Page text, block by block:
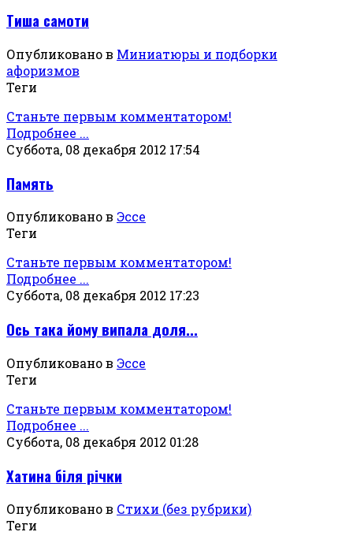
Тиша самоти
Опубликовано в Миниатюры и подборки
афоризмов
Теги
Станьте первым комментатором!
Подробнее ...
Суббота, 08 декабря 2012 17:54
Память
Опубликовано в Эссе
Теги
Станьте первым комментатором!
Подробнее ...
Суббота, 08 декабря 2012 17:23
Ось така йому випала доля...
Опубликовано в Эссе
Теги
Станьте первым комментатором!
Подробнее ...
Суббота, 08 декабря 2012 01:28
Хатина бiля рiчки
Опубликовано в Стихи (без рубрики)
Теги